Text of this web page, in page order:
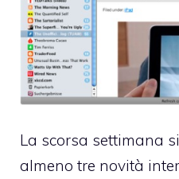
La scorsa settimana
almeno tre novità